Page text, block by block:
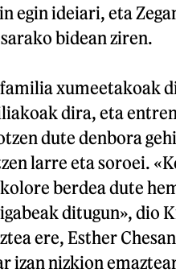
egin ideiari, eta
bidean ziren.
xumeetakoak
dira, eta
dute denbora
larre eta soroei.
berdea dute
ditugun», dio
ere, Esther
izan nizkion